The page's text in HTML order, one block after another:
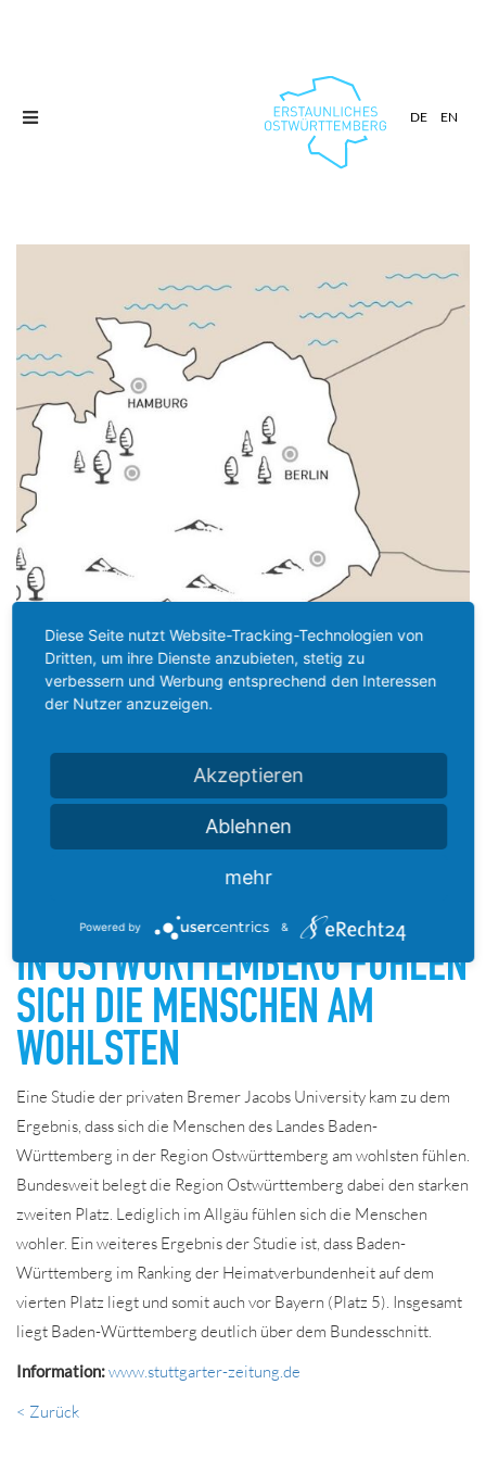
Toggle
DE EN
IN OSTWÜRTTEMBERG FÜHLEN
SICH DIE MENSCHEN AM
WOHLSTEN
Eine Studie der privaten Bremer Jacobs University kam zu dem
Ergebnis, dass sich die Menschen des Landes Baden-
Württemberg in der Region Ostwürttemberg am wohlsten fühlen.
Bundesweit belegt die Region Ostwürttemberg dabei den starken
zweiten Platz. Lediglich im Allgäu fühlen sich die Menschen
wohler. Ein weiteres Ergebnis der Studie ist, dass Baden-
Württemberg im Ranking der Heimatverbundenheit auf dem
vierten Platz liegt und somit auch vor Bayern (Platz 5). Insgesamt
liegt Baden-Württemberg deutlich über dem Bundesschnitt.
Information:www.stuttgarter-zeitung.de
< Zurück
Diese Seite nutzt Website-Tracking-Technologien von
Dritten, um ihre Dienste anzubieten, stetig zu
verbessern und Werbung entsprechend den Interessen
der Nutzer anzuzeigen.
Akzeptieren
Ablehnen
mehr
Powered by &